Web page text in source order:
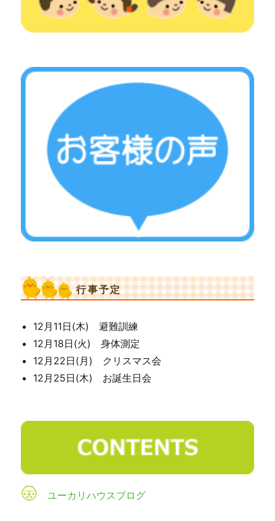
行事予定
12月11日(木) 避難訓練
12月18日(火) 身体測定
12月22日(月) クリスマス会
12月25日(木) お誕生日会
ユーカリハウスブログ